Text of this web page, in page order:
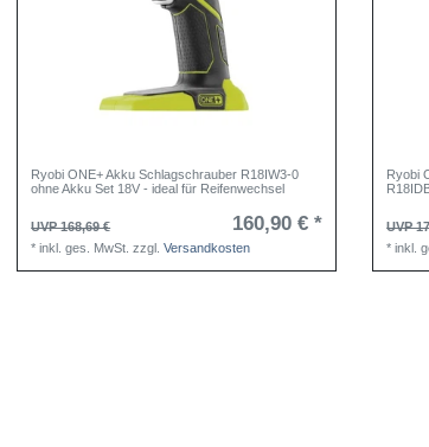
Ryobi ONE+ Akku Schlagschrauber R18IW3-0
ohne Akku Set 18V - ideal für Reifenwechsel
UVP 168,69 € 160,90 € *
*inkl. ges. MwSt. zzgl.Versandkosten
Ryobi
UVP
*inkl.